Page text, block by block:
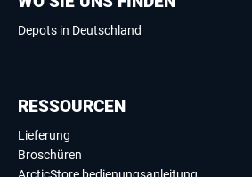
Depots in Deutschland
RESSOURCEN
Lieferung
Broschüren